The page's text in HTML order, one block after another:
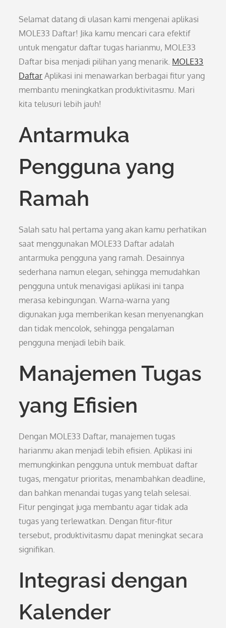
Selamat datang di ulasan kami mengenai aplikasi
MOLE33 Daftar! Jika kamu mencari cara efektif
untuk mengatur daftar tugas harianmu, MOLE33
Daftar bisa menjadi pilihan yang menarik. MOLE33
Daftar Aplikasi ini menawarkan berbagai fitur yang
membantu meningkatkan produktivitasmu. Mari
kita telusuri lebih jauh!
Antarmuka
Pengguna yang
Ramah
Salah satu hal pertama yang akan kamu perhatikan
saat menggunakan MOLE33 Daftar adalah
antarmuka pengguna yang ramah. Desainnya
sederhana namun elegan, sehingga memudahkan
pengguna untuk menavigasi aplikasi ini tanpa
merasa kebingungan. Warna-warna yang
digunakan juga memberikan kesan menyenangkan
dan tidak mencolok, sehingga pengalaman
pengguna menjadi lebih baik.
Manajemen Tugas
yang Efisien
Dengan MOLE33 Daftar, manajemen tugas
harianmu akan menjadi lebih efisien. Aplikasi ini
memungkinkan pengguna untuk membuat daftar
tugas, mengatur prioritas, menambahkan deadline,
dan bahkan menandai tugas yang telah selesai.
Fitur pengingat juga membantu agar tidak ada
tugas yang terlewatkan. Dengan fitur-fitur
tersebut, produktivitasmu dapat meningkat secara
signifikan.
Integrasi dengan
Kalender